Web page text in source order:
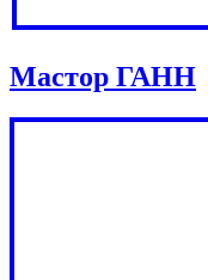
Мастор ГАНН